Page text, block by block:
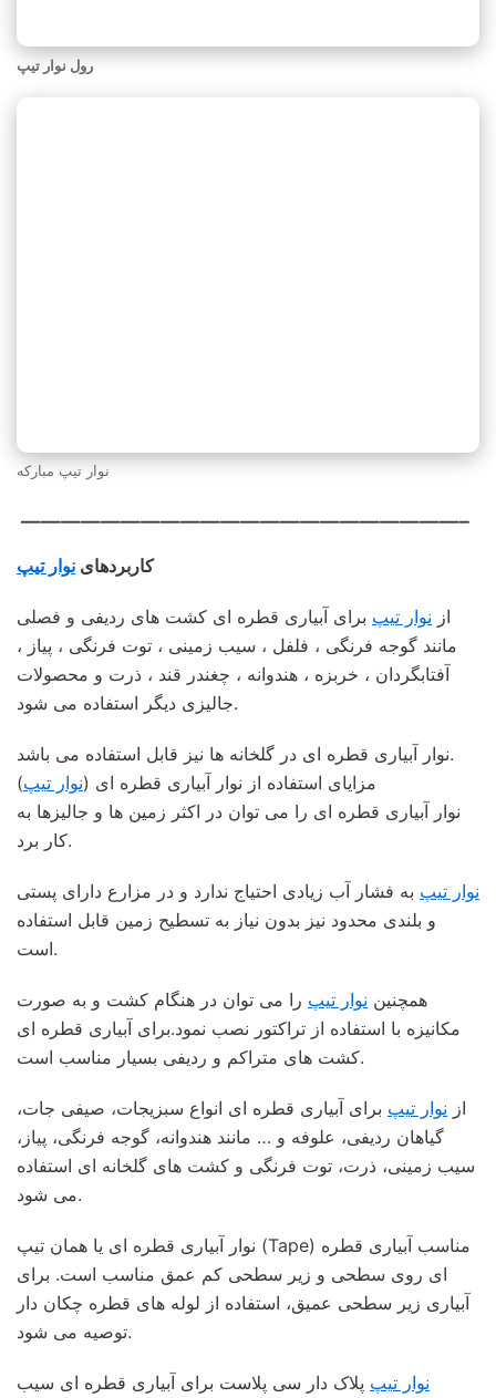
رول نوار تیپ
نوار تیپ مبارکه
——————————————————————–
کاربردهای نوار تیپ
از نوار تیپ برای آبیاری قطره ای کشت های ردیفی و فصلی
مانند گوجه فرنگی ، فلفل ، سیب زمینی ، توت فرنگی ، پیاز ،
آفتابگردان ، خربزه ، هندوانه ، چغندر قند ، ذرت و محصولات
جالیزی دیگر استفاده می شود.
نوار آبیاری قطره ای در گلخانه ها نیز قابل استفاده می باشد.
مزایای استفاده از نوار آبیاری قطره ای (نوار تیپ)
نوار آبیاری قطره ای را می توان در اکثر زمین ها و جالیزها به
کار برد.
نوار تیپ به فشار آب زیادی احتیاج ندارد و در مزارع دارای پستی
و بلندی محدود نیز بدون نیاز به تسطیح زمین قابل استفاده
است.
همچنین نوار تیپ را می توان در هنگام کشت و به صورت
مکانیزه با استفاده از تراکتور نصب نمود.برای آبیاری قطره ای
کشت های متراکم و ردیفی بسیار مناسب است.
از نوار تیپ برای آبیاری قطره ای انواع سبزیجات، صیفی جات،
گیاهان ردیفی، علوفه و … مانند هندوانه، گوجه فرنگی، پیاز،
سیب زمینی، ذرت، توت فرنگی و کشت های گلخانه ای استفاده
می شود.
نوار آبیاری قطره ای یا همان تیپ (Tape) مناسب آبیاری قطره
ای روی سطحی و زیر سطحی کم عمق مناسب است. برای
آبیاری زیر سطحی عمیق، استفاده از لوله های قطره چکان دار
توصیه می شود.
نوار تیپ پلاک دار سی پلاست برای آبیاری قطره ای سیب